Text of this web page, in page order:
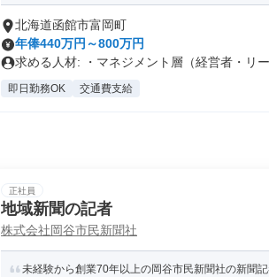
北海道函館市富岡町
年俸440万円～800万円
求める人材: ・マネジメント層（経営者・リ
即日勤務OK 交通費支給
正社員
地域新聞の記者
株式会社岡谷市民新聞社
未経験から創業70年以上の岡谷市民新聞社の新聞記